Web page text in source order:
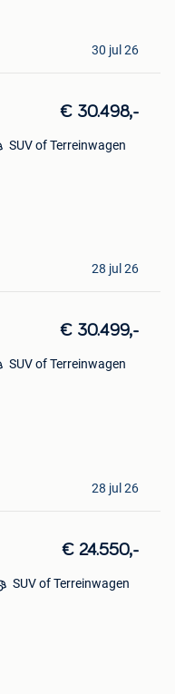
30 jul 26
€ 30.498,-
SUV of Terreinwagen
28 jul 26
€ 30.499,-
SUV of Terreinwagen
28 jul 26
€ 24.550,-
SUV of Terreinwagen